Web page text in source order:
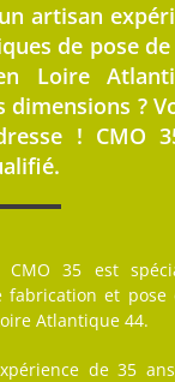
artisan
de pose
Loire
dimensions ?
! CMO
CMO 35 est
fabrication et pose
Atlantique 44.
de 35